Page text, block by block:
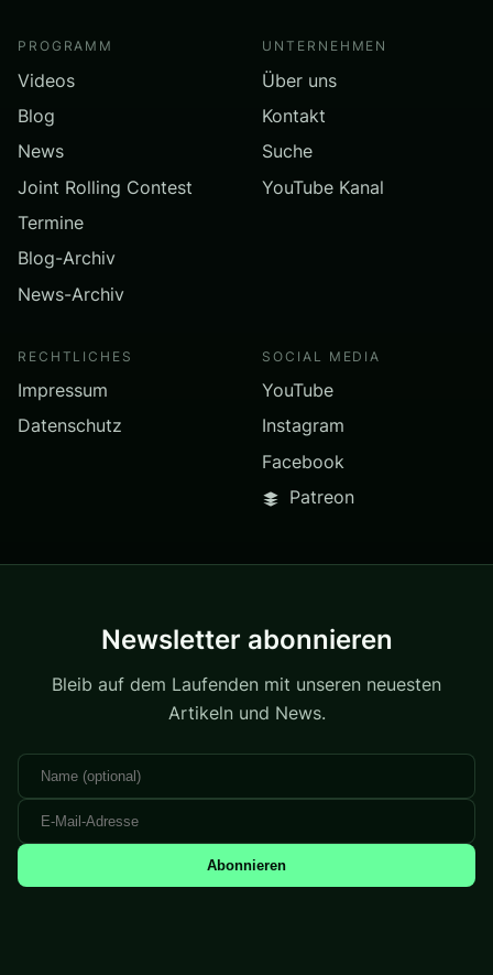
PROGRAMM
Videos
Blog
News
Joint Rolling Contest
Termine
Blog-Archiv
News-Archiv
UNTERNEHMEN
Über uns
Kontakt
Suche
YouTube Kanal
RECHTLICHES
Impressum
Datenschutz
SOCIAL MEDIA
YouTube
Instagram
Facebook
Patreon
Newsletter abonnieren
Bleib auf dem Laufenden mit unseren neuesten
Artikeln und News.
Abonnieren